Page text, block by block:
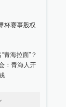
杯赛事股权
青海拉面”？
：青海人开